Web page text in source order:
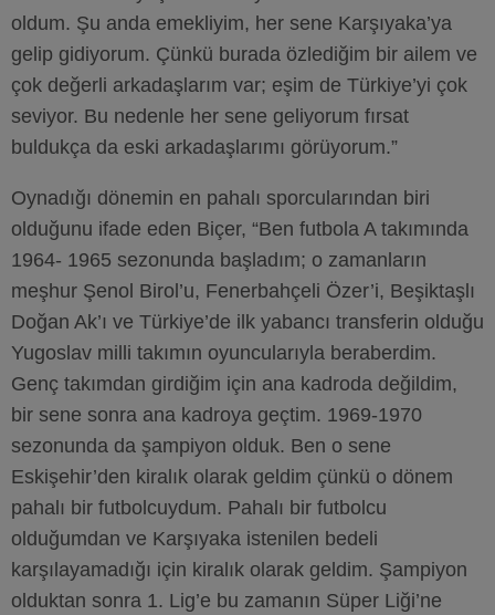
oldum. Şu anda emekliyim, her sene Karşıyaka’ya
gelip gidiyorum. Çünkü burada özlediğim bir ailem ve
çok değerli arkadaşlarım var; eşim de Türkiye’yi çok
seviyor. Bu nedenle her sene geliyorum fırsat
buldukça da eski arkadaşlarımı görüyorum.”
Oynadığı dönemin en pahalı sporcularından biri
olduğunu ifade eden Biçer, “Ben futbola A takımında
1964- 1965 sezonunda başladım; o zamanların
meşhur Şenol Birol’u, Fenerbahçeli Özer’i, Beşiktaşlı
Doğan Ak’ı ve Türkiye’de ilk yabancı transferin olduğu
Yugoslav milli takımın oyuncularıyla beraberdim.
Genç takımdan girdiğim için ana kadroda değildim,
bir sene sonra ana kadroya geçtim. 1969-1970
sezonunda da şampiyon olduk. Ben o sene
Eskişehir’den kiralık olarak geldim çünkü o dönem
pahalı bir futbolcuydum. Pahalı bir futbolcu
olduğumdan ve Karşıyaka istenilen bedeli
karşılayamadığı için kiralık olarak geldim. Şampiyon
olduktan sonra 1. Lig’e bu zamanın Süper Liği’ne